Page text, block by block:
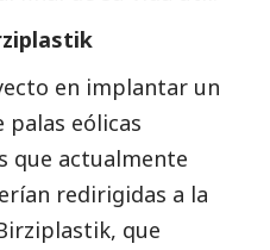
en implantar un
palas eólicas
que actualmente
redirigidas a la
que